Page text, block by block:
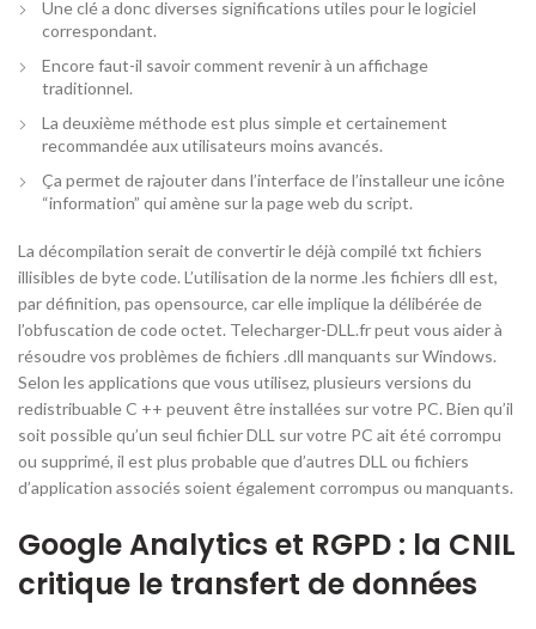
Une clé a donc diverses significations utiles pour le logiciel
correspondant.
Encore faut-il savoir comment revenir à un affichage
traditionnel.
La deuxième méthode est plus simple et certainement
recommandée aux utilisateurs moins avancés.
Ça permet de rajouter dans l’interface de l’installeur une icône
“information” qui amène sur la page web du script.
La décompilation serait de convertir le déjà compilé txt fichiers
illisibles de byte code. L’utilisation de la norme .les fichiers dll est,
par définition, pas opensource, car elle implique la délibérée de
l’obfuscation de code octet. Telecharger-DLL.fr peut vous aider à
résoudre vos problèmes de fichiers .dll manquants sur Windows.
Selon les applications que vous utilisez, plusieurs versions du
redistribuable C ++ peuvent être installées sur votre PC. Bien qu’il
soit possible qu’un seul fichier DLL sur votre PC ait été corrompu
ou supprimé, il est plus probable que d’autres DLL ou fichiers
d’application associés soient également corrompus ou manquants.
Google Analytics et RGPD : la CNIL
critique le transfert de données